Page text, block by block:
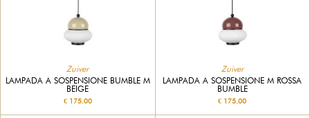
Zuiver
LAMPADA A SOSPENSIONE BUMBLE M
BEIGE
€ 175.00
Zuiver
LAMPADA A SOSPENSIONE M ROSSA
BUMBLE
€ 175.00